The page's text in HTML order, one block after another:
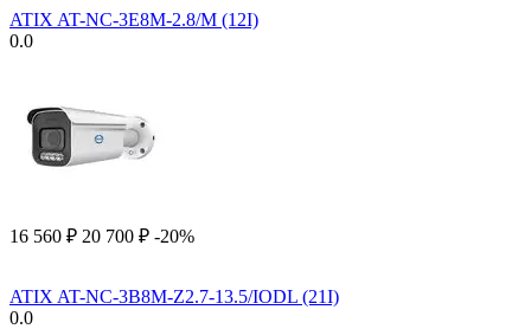
ATIX AT-NC-3E8M-2.8/M (12I)
0.0
16 560 ₽ 20 700 ₽ -20%
ATIX AT-NC-3B8M-Z2.7-13.5/IODL (21I)
0.0